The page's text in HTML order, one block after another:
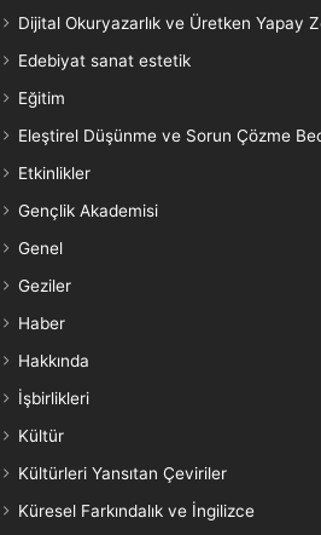
Dijital Okuryazarlık ve Üretken Yapay
Edebiyat sanat estetik
Eğitim
Eleştirel Düşünme ve Sorun Çözme
Etkinlikler
Gençlik Akademisi
Genel
Geziler
Haber
Hakkında
İşbirlikleri
Kültür
Kültürleri Yansıtan Çeviriler
Küresel Farkındalık ve İngilizce